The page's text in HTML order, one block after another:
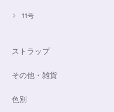
11号
ストラップ
その他・雑貨
色別